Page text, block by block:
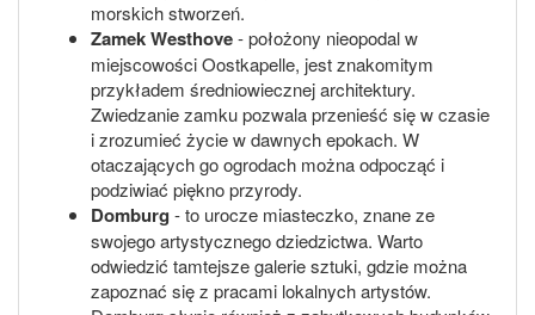
morskich stworzeń.
Zamek Westhove- położony nieopodal w
miejscowości Oostkapelle, jest znakomitym
przykładem średniowiecznej architektury.
Zwiedzanie zamku pozwala przenieść się w czasie
i zrozumieć życie w dawnych epokach. W
otaczających go ogrodach można odpocząć i
podziwiać piękno przyrody.
Domburg - to urocze miasteczko, znane ze
swojego artystycznego dziedzictwa. Warto
odwiedzić tamtejsze galerie sztuki, gdzie można
zapoznać się z pracami lokalnych artystów.